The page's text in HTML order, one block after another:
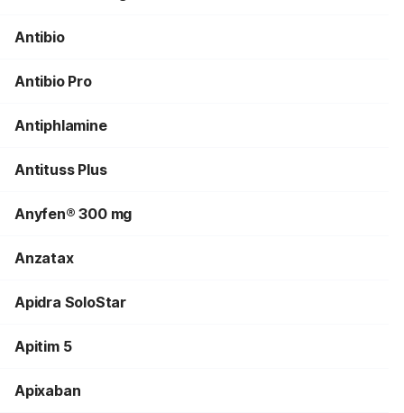
Antibio
Antibio Pro
Antiphlamine
Antituss Plus
Anyfen® 300 mg
Anzatax
Apidra SoloStar
Apitim 5
Apixaban